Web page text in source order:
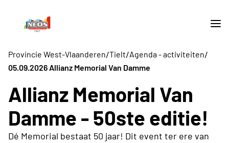
Provincie West-Vlaanderen/Tielt/Agenda - activiteiten/
05.09.2026 Allianz Memorial Van Damme
Allianz Memorial Van
Damme - 50ste editie!
Dé Memorial bestaat 50 jaar! Dit event ter ere van